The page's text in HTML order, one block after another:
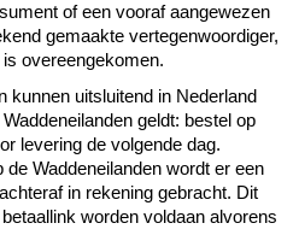
of een vooraf aangewezen
gemaakte vertegenwoordiger,
overeengekomen.
kunnen uitsluitend in Nederland
geldt: bestel op
levering de volgende dag.
Waddeneilanden wordt er een
in rekening gebracht. Dit
worden voldaan alvorens